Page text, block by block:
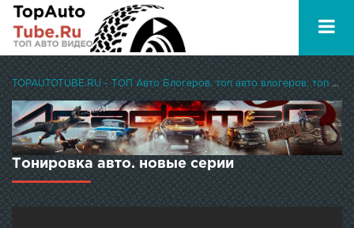
TOPAUTOTUBE.RU - ТОП Авто Блогеров, топ авто влогеров, топ авто ютуберов
Тонировка авто. новые серии